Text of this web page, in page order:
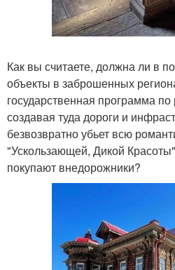
Как вы считаете, должна ли в
объекты в заброшенных
государственная программа
создавая туда дороги и
безвозвратно убьет всю
"Ускользающей, Дикой
покупают внедорожники?